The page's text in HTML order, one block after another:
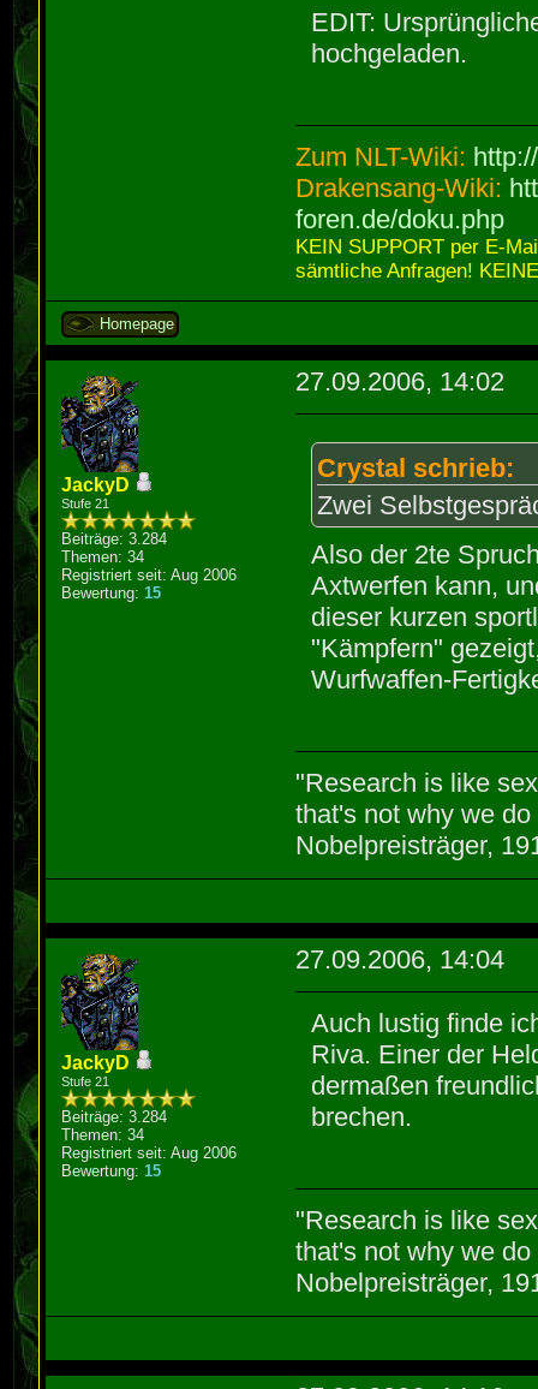
EDIT:
hochgeladen.
Zum NLT-Wiki:
Drakensang-Wiki:
foren.de/doku.php
KEIN SUPPORT per E-
sämtliche Anfragen!
Homepage
JackyD
Stufe 21
Beiträge: 3.284
Themen: 34
Registriert seit: Aug 2006
Bewertung:15
27.09.2006, 14:02
Crystal schrieb:
Zwei
Also der 2te
Axtwerfen kann,
dieser kurzen
"Kämpfern"
Wurfwaffen-
"Research is like
that's not why we
Nobelpreisträger,
JackyD
Stufe 21
Beiträge: 3.284
Themen: 34
Registriert seit: Aug 2006
Bewertung:15
27.09.2006, 14:04
Auch lustig finde
Riva. Einer der
dermaßen
brechen.
"Research is like
that's not why we
Nobelpreisträger,